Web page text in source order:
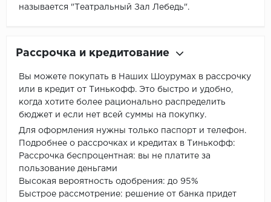
называется "Театральный Зал Лебедь".
Рассрочка и кредитование
Вы можете покупать в Наших Шоурумах в рассрочку
или в кредит от Тинькофф. Это быстро и удобно,
когда хотите более рационально распределить
бюджет и если нет всей суммы на покупку.
Для оформления нужны только паспорт и телефон.
Подробнее о рассрочках и кредитах в Тинькофф:
Рассрочка беспроцентная: вы не платите за
пользование деньгами
Высокая вероятность одобрения: до 95%
Быстрое рассмотрение: решение от банка придет